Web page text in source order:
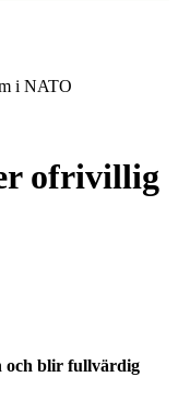
i NATO
ofrivillig
och blir fullvärdig